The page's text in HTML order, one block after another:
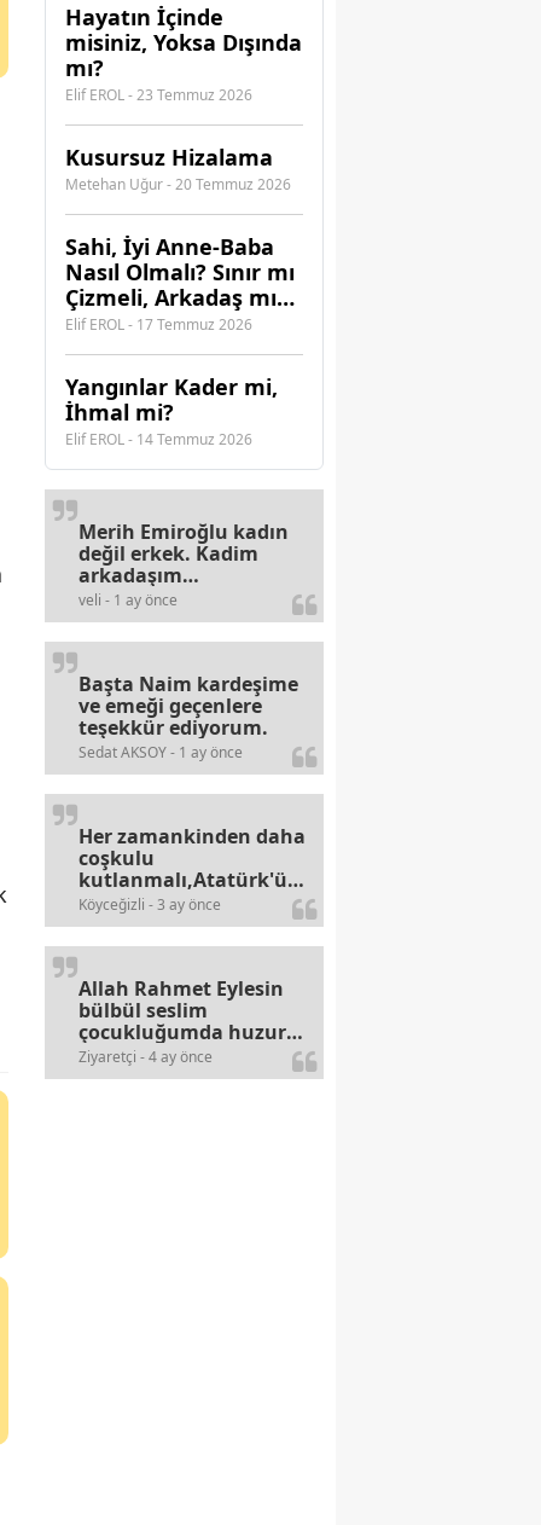
Hayatın İçinde
misiniz, Yoksa Dışında
mı?
Elif EROL - 23 Temmuz 2026
Kusursuz Hizalama
Metehan Uğur - 20 Temmuz 2026
​Sahi, İyi Anne-Baba
Nasıl Olmalı? Sınır mı
Çizmeli, Arkadaş mı
Olmalı?
Elif EROL - 17 Temmuz 2026
Yangınlar Kader mi,
İhmal mi?
Elif EROL - 14 Temmuz 2026
veli - 1 ay önce
Merih Emiroğlu kadın
değil erkek. Kadim
arkadaşım
haberinizdeki hataya
gayb den
gülümsüyordur.
Sedat AKSOY - 1 ay önce
Başta Naim kardeşime
ve emeği geçenlere
teşekkür ediyorum.
Köyceğizli - 3 ay önce
Her zamankinden daha
coşkulu
kutlanmalı,Atatürk'ün
bayramlarına olan
alerjileri bitmez,bahane
arayan illaki bulur.
Ziyaretçi - 4 ay önce
Allah Rahmet Eylesin
bülbül seslim
çocukluğumda huzur
olurdu evimize.
Ablamla bağıra bağıra